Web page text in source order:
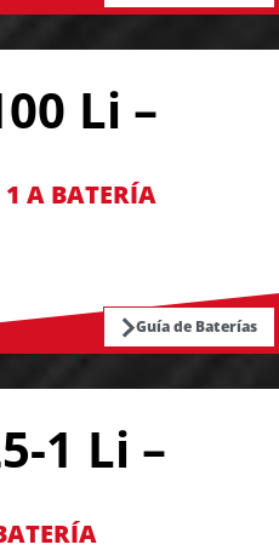
Li –
1 A BATERÍA
Guía de Baterías
1 Li –